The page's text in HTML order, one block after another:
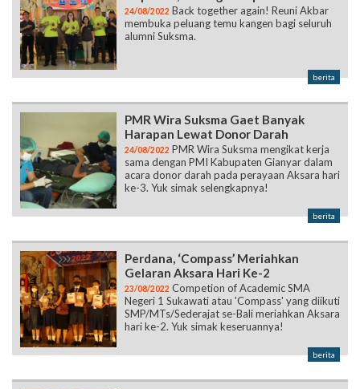
24/08/2022 Back together again! Reuni Akbar
membuka peluang temu kangen bagi seluruh
alumni Suksma.
berita
PMR Wira Suksma Gaet Banyak
Harapan Lewat Donor Darah
24/08/2022 PMR Wira Suksma mengikat kerja
sama dengan PMI Kabupaten Gianyar dalam
acara donor darah pada perayaan Aksara hari
ke-3. Yuk simak selengkapnya!
berita
Perdana, ‘Compass’ Meriahkan
Gelaran Aksara Hari Ke-2
23/08/2022 Competion of Academic SMA
Negeri 1 Sukawati atau 'Compass' yang diikuti
SMP/MTs/Sederajat se-Bali meriahkan Aksara
hari ke-2. Yuk simak keseruannya!
berita